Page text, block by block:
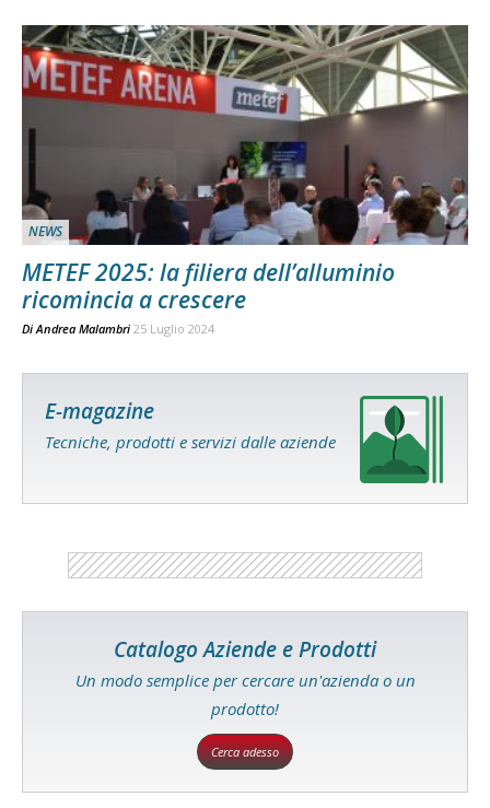
NEWS
METEF 2025: la filiera dell’alluminio
ricomincia a crescere
DiAndrea Malambri 25 Luglio 2024
E-magazine
Tecniche, prodotti e servizi dalle aziende
Catalogo Aziende e Prodotti
Un modo semplice per cercare un'azienda o un
prodotto!
Cerca adesso